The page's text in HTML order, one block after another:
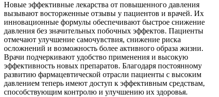
Новые эффективные лекарства от повышенного давления
вызывают восторженные отзывы у пациентов и врачей. Их
инновационные формулы обеспечивают быстрое снижение
давления без значительных побочных эффектов. Пациенты
отмечают улучшение самочувствия, снижение риска
осложнений и возможность более активного образа жизни.
Врачи подчеркивают удобство применения и высокую
эффективность новых препаратов. Благодаря постоянному
развитию фармацевтической отрасли пациенты с высоким
давлением теперь имеют доступ к эффективным средствам,
способствующим контролю и улучшению их здоровья.